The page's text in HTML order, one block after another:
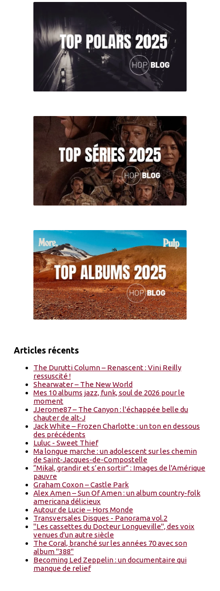
Articles récents
The Durutti Column – Renascent : Vini Reilly
ressuscité !
Shearwater – The New World
Mes 10 albums jazz, funk, soul de 2026 pour le
moment
JJerome87 – The Canyon : l'échappée belle du
chauter de alt-J
Jack White – Frozen Charlotte : un ton en dessous
des précédents
Luluc - Sweet Thief
Ma longue marche : un adolescent sur les chemin
de Saint-Jacques-de-Compostelle
“Mikal, grandir et s’en sortir” : Images de l'Amérique
pauvre
Graham Coxon – Castle Park
Alex Amen – Sun Of Amen : un album country-folk
americana délicieux
Autour de Lucie – Hors Monde
Transversales Disques - Panorama vol.2
"Les cassettes du Docteur Longueville", des voix
venues d'un autre siècle
The Coral, branché sur les années 70 avec son
album "388"
Becoming Led Zeppelin : un documentaire qui
manque de relief